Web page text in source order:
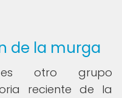
de la murga
es otro grupo
reciente de la